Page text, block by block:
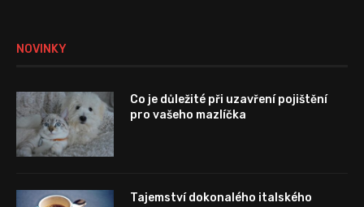
NOVINKY
Co je důležité při uzavření pojištění
pro vašeho mazlíčka
Tajemství dokonalého italského